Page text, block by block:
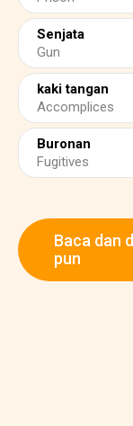
Senjata
Gun
kaki tangan
Accomplices
Buronan
Fugitives
Baca dan
pun